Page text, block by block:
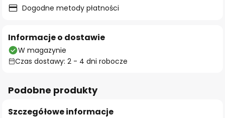
Dogodne metody płatności
Informacje o dostawie
W magazynie
Czas dostawy: 2 - 4 dni robocze
Podobne produkty
Szczegółowe informacje